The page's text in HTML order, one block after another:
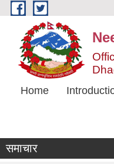
Skip to main content
Home
समाचार